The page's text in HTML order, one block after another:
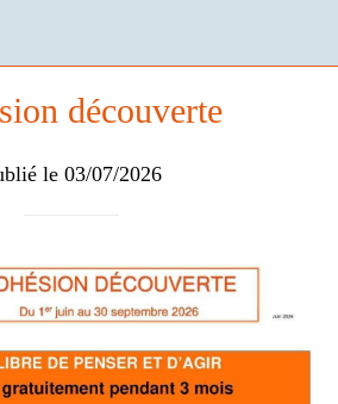
découverte
le 03/07/2026